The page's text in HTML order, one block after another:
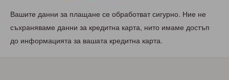
Вашите данни за плащане се обработват сигурно. Ние не
съхраняваме данни за кредитна карта, нито имаме достъп
до информацията за вашата кредитна карта.